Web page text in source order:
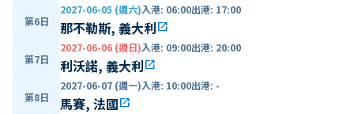
第6日
2027-06-05 (週六)入港: 06:00出港: 17:00
那不勒斯, 義大利open_in_new
第7日
2027-06-06 (週日)入港: 09:00出港: 20:00
利沃諾, 義大利open_in_new
第8日
2027-06-07 (週一)入港: 10:00出港: -
馬賽, 法國open_in_new